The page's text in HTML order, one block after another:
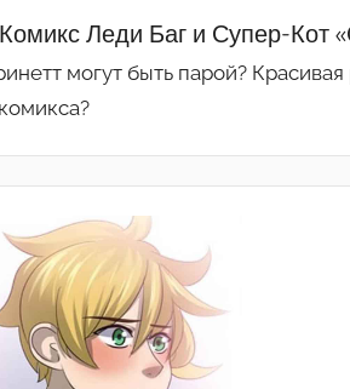
Комикс Леди Баг и Супер-Кот
могут быть парой?